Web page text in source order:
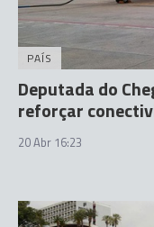
PAÍS
Deputada do
reforçar
20 Abr 16:23